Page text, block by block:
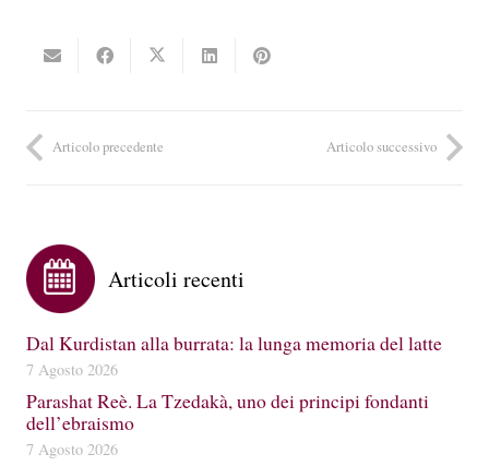
Articolo precedente Articolo successivo
Articoli recenti
Dal Kurdistan alla burrata: la lunga memoria del latte
7 Agosto 2026
Parashat Reè. La Tzedakà, uno dei principi fondanti
dell’ebraismo
7 Agosto 2026